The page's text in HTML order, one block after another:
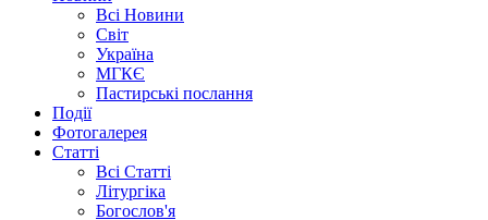
Всі Новини
Світ
Україна
МГКЄ
Пастирські послання
Події
Фотогалерея
Статті
Всі Статті
Літургіка
Богослов'я